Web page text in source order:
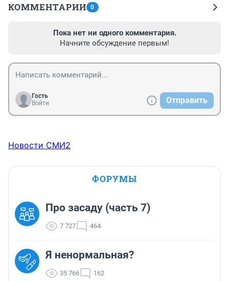
КОММЕНТАРИИ 0
Пока нет ни одного комментария.
Начните обсуждение первым!
Гость
Войти
Отправить
Новости СМИ2
ФОРУМЫ
Про засаду (часть 7)
7 727 464
Я ненормальная?
35 766 162